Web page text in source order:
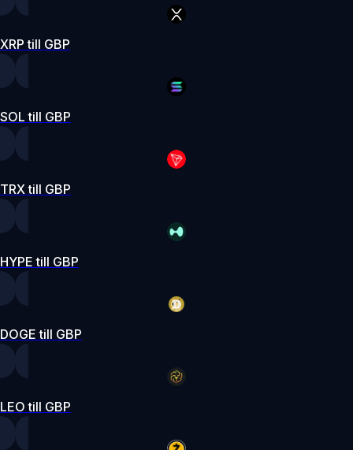
XRP till GBP
SOL till GBP
TRX till GBP
HYPE till GBP
DOGE till GBP
LEO till GBP